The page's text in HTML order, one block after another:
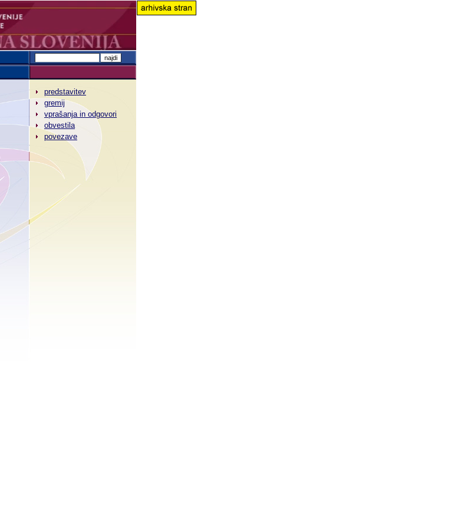
predstavitev
gremij
vprašanja in odgovori
obvestila
povezave